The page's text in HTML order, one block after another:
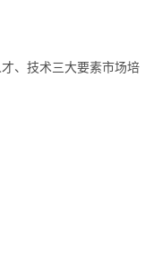
、技术三大要素市场培